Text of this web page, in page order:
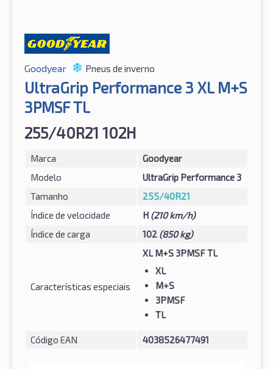
Goodyear Pneus de inverno
UltraGrip Performance 3 XL M+S
3PMSF TL
255/40R21 102H
Marca
Goodyear
Modelo
UltraGrip Performance 3
Tamanho
255/40R21
Índice de velocidade
H (210 km/h)
Índice de carga
102 (850 kg)
Características especiais
XL M+S 3PMSF TL
XL
M+S
3PMSF
TL
Código EAN 4038526477491